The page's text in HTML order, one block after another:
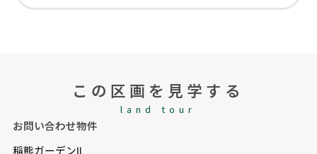
この区画を見学する
land tour
お問い合わせ物件
稲熊ガーデンⅡ